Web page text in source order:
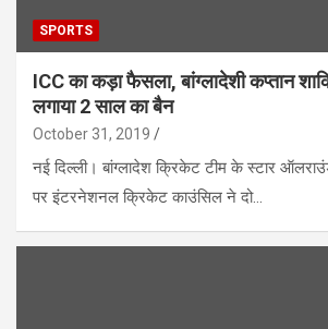
SPORTS
ICC का कड़ा फैसला, बांग्लादेशी कप्तान
लगाया 2 साल का बैन
October 31, 2019
नई दिल्ली। बांग्लादेश क्रिकेट टीम के स्टार
पर इंटरनेशनल क्रिकेट काउंसिल ने दो…